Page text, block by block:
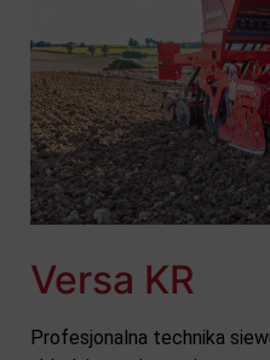
Versa KR
Profesjonalna technika